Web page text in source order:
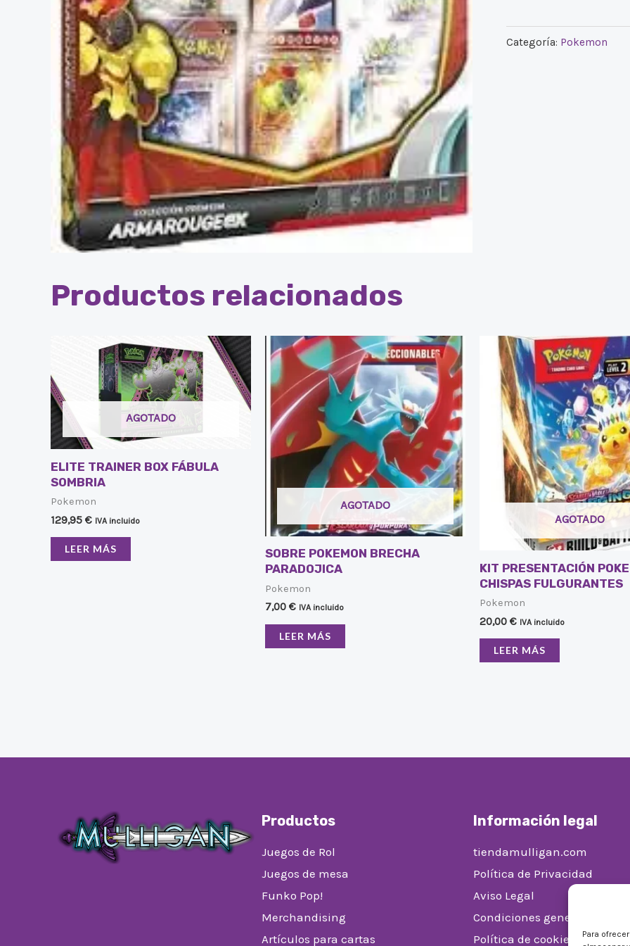
Para
Categoría: Pokemon
Productos relacionados
AGOTADO
ELITE TRAINER BOX FÁBULA
SOMBRIA
Pokemon
129,95 € IVA incluido
LEER MÁS
AGOTADO
SOBRE POKEMON BRECHA
PARADOJICA
Pokemon
7,00 € IVA incluido
LEER MÁS
AGOTADO
KIT PRESENTACIÓN
CHISPAS FULGURANTES
Pokemon
20,00 € IVA incluido
LEER MÁS
Productos
Juegos de Rol
Juegos de mesa
Funko Pop!
Merchandising
Artículos para cartas
Información legal
tiendamulligan.com
Política de Privacidad
Aviso Legal
Condiciones generales de
Política de cookies (UE)